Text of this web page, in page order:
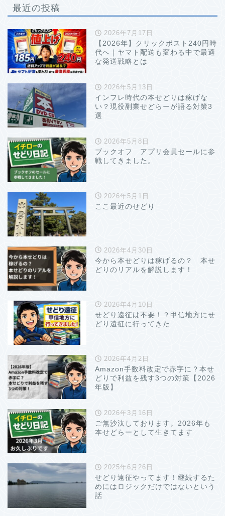
最近の投稿
2026年7月17日
【2026年】クリックポスト240円時
代へ｜ヤマト配送も変わる中で最適
な発送戦略とは
2026年5月13日
インフレ時代の本せどりは稼げな
い？現役副業せどらーが語る対策3
選
2026年5月8日
ブックオフ アプリ会員セールに参
戦してきました。
2026年5月1日
ここ最近のせどり
2026年4月30日
今から本せどりは稼げるの？ 本せ
どりのリアルを解説します！
2026年4月10日
せどり遠征は不要！？甲信地方にせ
どり遠征に行ってきた
2026年4月2日
Amazon手数料改定で赤字に？本せ
どりで利益を残す3つの対策【2026
年版】
2026年3月16日
ご無沙汰しております。2026年も
本せどらーとして生きてます
2025年6月26日
せどり遠征やってます！継続するた
めにはロジックだけではないという
話